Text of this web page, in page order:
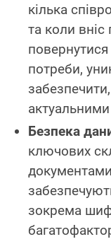
кілька
та коли
повернутися
потреби,
Безпека
ключових
зокрема